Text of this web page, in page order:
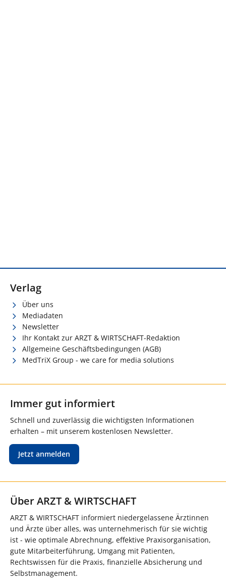
Verlag
Über uns
Mediadaten
Newsletter
Ihr Kontakt zur ARZT & WIRTSCHAFT-Redaktion
Allgemeine Geschäftsbedingungen (AGB)
MedTriX Group - we care for media solutions
Immer gut informiert
Schnell und zuverlässig die wichtigsten Informationen
erhalten – mit unserem kostenlosen Newsletter.
Jetzt anmelden
Über ARZT & WIRTSCHAFT
ARZT & WIRTSCHAFT informiert niedergelassene Ärztinnen
und Ärzte über alles, was unternehmerisch für sie wichtig
ist - wie optimale Abrechnung, effektive Praxisorganisation,
gute Mitarbeiterführung, Umgang mit Patienten,
Rechtswissen für die Praxis, finanzielle Absicherung und
Selbstmanagement.